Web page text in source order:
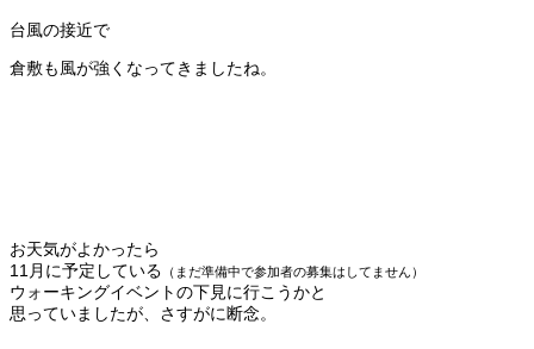
台風の接近で
倉敷も風が強くなってきましたね。
お天気がよかったら
11月に予定している （まだ準備中で参加者の募集はしてません）
ウォーキングイベントの下見に行こうかと
思っていましたが、さすがに断念。